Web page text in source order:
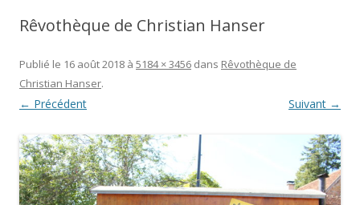
Rêvothèque de Christian Hanser
Publié le 16 août 2018 à 5184 × 3456 dans Rêvothèque de
Christian Hanser.
← Précédent Suivant →